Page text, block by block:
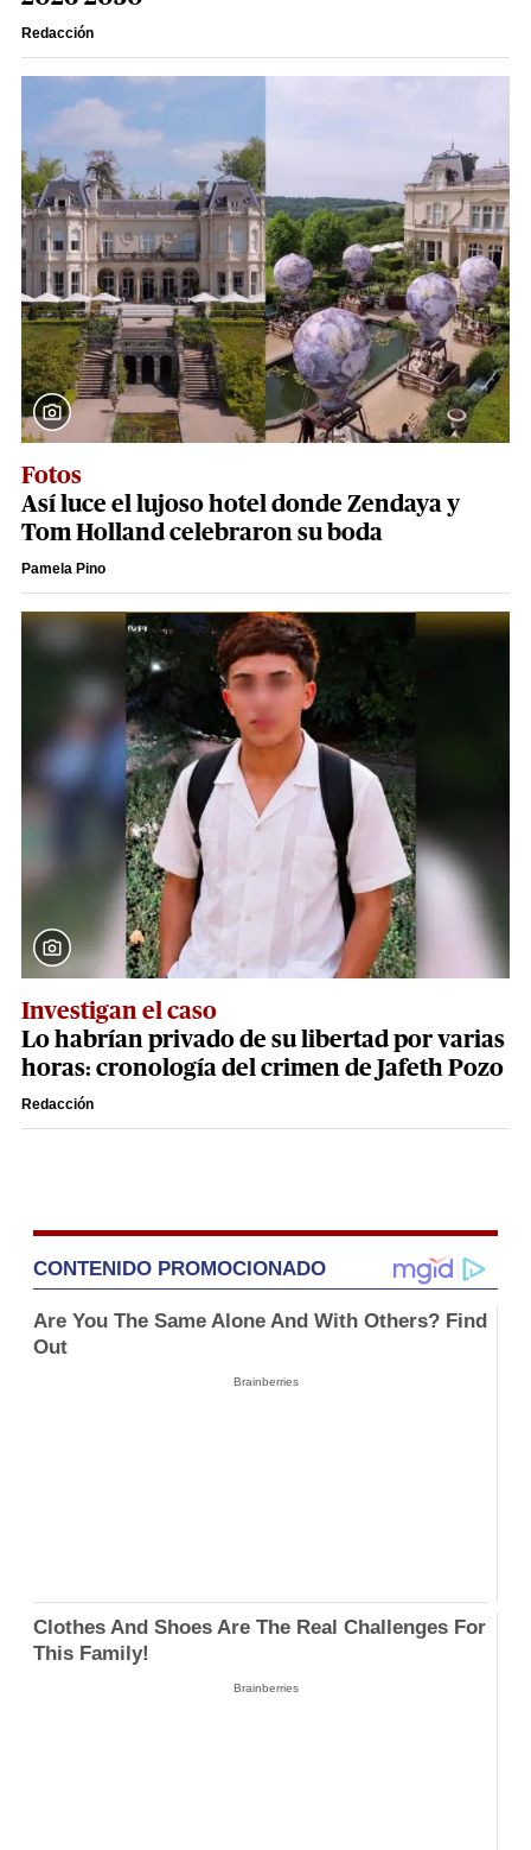
Redacción
Fotos
Así luce el lujoso hotel donde Zendaya y
Tom Holland celebraron su boda
Pamela Pino
Investigan el caso
Lo habrían privado de su libertad por varias
horas: cronología del crimen de Jafeth Pozo
Redacción
CONTENIDO PROMOCIONADO
Are You The Same Alone And With Others? Find
Out
Brainberries
Clothes And Shoes Are The Real Challenges For
This Family!
Brainberries